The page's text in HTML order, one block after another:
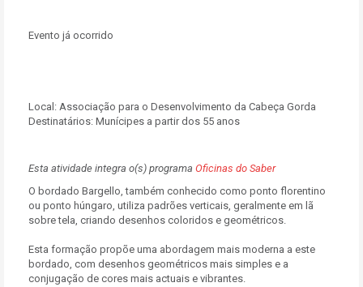
Evento já ocorrido
Local: Associação para o Desenvolvimento da Cabeça Gorda
Destinatários: Munícipes a partir dos 55 anos
Esta atividade integra o(s) programa Oficinas do Saber
O bordado Bargello, também conhecido como ponto florentino
ou ponto húngaro, utiliza padrões verticais, geralmente em lã
sobre tela, criando desenhos coloridos e geométricos.
Esta formação propõe uma abordagem mais moderna a este
bordado, com desenhos geométricos mais simples e a
conjugação de cores mais actuais e vibrantes.